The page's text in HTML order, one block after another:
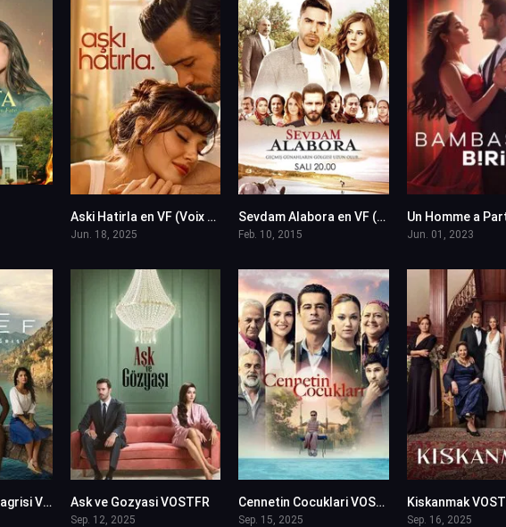
8
Aski Hatirla en VF (Voix Francaise)
Jun. 18, 2025
10Sevdam Alabora en VF (Voix Francaise)
Feb. 10, 2015 Jun. 01, 2023
0Halef: Koklerin Çagrisi VOSTFR 0
Ask ve Gozyasi VOSTFR
Sep. 12, 2025
0
Cennetin Cocuklari VOSTFR
Sep. 15, 2025
Kiskanmak
Sep. 16, 2025